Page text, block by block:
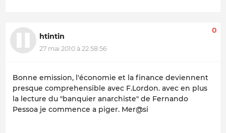
htintin
27 mai 2010 à 22:58:56
0
Bonne emission, l'économie et la finance deviennent
presque comprehensible avec F.Lordon. avec en plus
la lecture du "banquier anarchiste" de Fernando
Pessoa je commence a piger. Mer@si